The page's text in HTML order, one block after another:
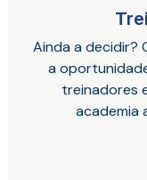
Ainda a decidir?
a
treinadores
academia